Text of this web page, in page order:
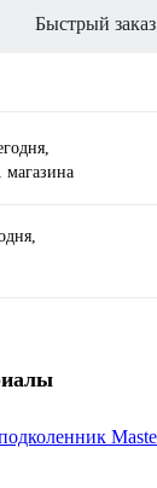
Быстрый заказ
магазина